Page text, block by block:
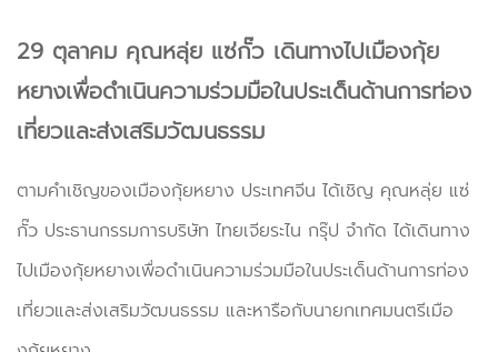
29 ตุลาคม คุณหลุ่ย แซ่กั๊ว เดินทางไปเมืองกุ้ย
หยางเพื่อดำเนินความร่วมมือในประเด็นด้านการท่อง
เที่ยวและส่งเสริมวัฒนธรรม
ตามคำเชิญของเมืองกุ้ยหยาง ประเทศจีน ได้เชิญ คุณหลุ่ย แซ่
กั๊ว ประธานกรรมการบริษัท ไทยเจียระไน กรุ๊ป จำกัด ได้เดินทาง
ไปเมืองกุ้ยหยางเพื่อดำเนินความร่วมมือในประเด็นด้านการท่อง
เที่ยวและส่งเสริมวัฒนธรรม และหารือกับนายกเทศมนตรีเมือ